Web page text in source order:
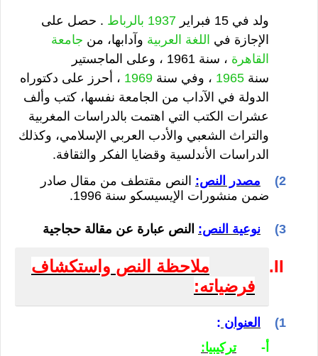
ولد في 15 فبراير 1937 بالرباط . حصل على
الإجازة في اللغة العربية وآدابها، من جامعة
القاهرة
، سنة 1961 ، وعلى الماجستير
سنة 1965 ، وفي سنة 1969 ، أحرز على دكتوراه
الدولة في الآداب من الجامعة نفسها، كتب وألف
عشرات الكتب التي اهتمت بالدراسات المغربية
والتراث الشعبي والأدب العربي الإسلامي، وكذلك
الدراسات الأندلسية وقضايا الفكر والثقافة.
2)
مصدر النص: النص مقتطف من مقال صادر
ضمن منشورات الإيسيسكو سنة 1996.
3) نوعية النص: النص عبارة عن مقالة حجاجية
II. ملاحظة النص واستكشاف
فرضياته:
1) العنوان :
أ‌-
تركيبيا: